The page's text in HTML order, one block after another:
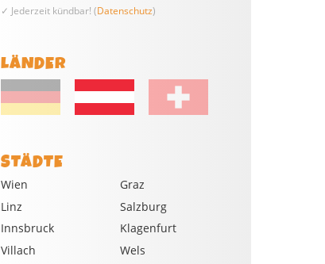
✓ Jederzeit kündbar! (Datenschutz)
LÄNDER
STÄDTE
Wien
Graz
Linz
Salzburg
Innsbruck
Klagenfurt
Villach
Wels